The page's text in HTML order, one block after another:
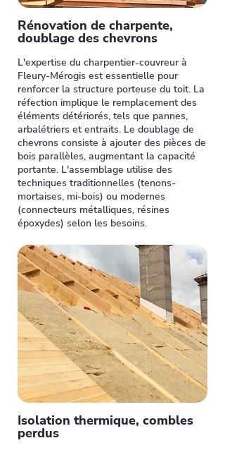
Rénovation de charpente,
doublage des chevrons
L'expertise du charpentier-couvreur à
Fleury-Mérogis est essentielle pour
renforcer la structure porteuse du toit. La
réfection implique le remplacement des
éléments détériorés, tels que pannes,
arbalétriers et entraits. Le doublage de
chevrons consiste à ajouter des pièces de
bois parallèles, augmentant la capacité
portante. L'assemblage utilise des
techniques traditionnelles (tenons-
mortaises, mi-bois) ou modernes
(connecteurs métalliques, résines
époxydes) selon les besoins.
Isolation thermique, combles
perdus